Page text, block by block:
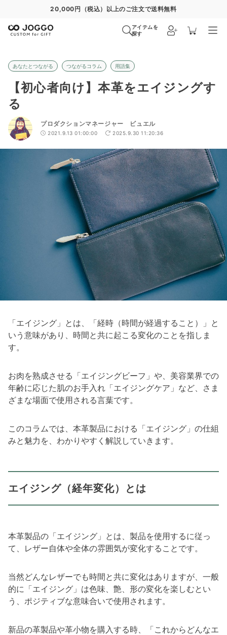
通常便 8/31 特急便 8/25 超特急便−
アイテムを
探す
あなたとつながる つながるコラム 用語集
【初心者向け】本革をエイジングす
る
プロダクションマネージャー ビュエル
2021.9.13 01:00:00 2025.9.30 11:20:36
「エイジング」とは、「経時（時間が経過すること）」と
いう意味があり、時間と共に起こる変化のことを指しま
す。
お肉を熟成させる「エイジングビーフ」や、美容業界での
年齢に応じた肌のお手入れ「エイジングケア」など、さま
ざまな場面で使用される言葉です。
このコラムでは、本革製品における「エイジング」の仕組
みと魅力を、わかりやすく解説していきます。
エイジング（経年変化）とは
本革製品の「エイジング」とは、製品を使用するに従っ
て、レザー自体や全体の雰囲気が変化することです。
当然どんなレザーでも時間と共に変化はありますが、一般
的に「エイジング」は色味、艶、形の変化を楽しむとい
う、ポジティブな意味合いで使用されます。
新品の革製品や革小物を購入する時、「これからどんなエ